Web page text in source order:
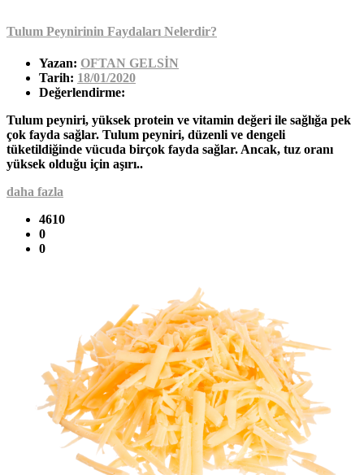
Tulum Peynirinin Faydaları Nelerdir?
Yazan: OFTAN GELSİN
Tarih: 18/01/2020
Değerlendirme:
Tulum peyniri, yüksek protein ve vitamin değeri ile sağlığa pek
çok fayda sağlar. Tulum peyniri, düzenli ve dengeli
tüketildiğinde vücuda birçok fayda sağlar. Ancak, tuz oranı
yüksek olduğu için aşırı..
daha fazla
4610
0
0